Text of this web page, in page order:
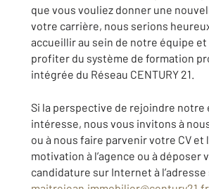
que vous vouliez donner une
votre carrière, nous serions
accueillir au sein de notre équipe
profiter du système de formation
intégrée du Réseau CENTURY 21.
Si la perspective de rejoindre notre
intéresse, nous vous invitons à
ou à nous faire parvenir votre CV et
motivation à l’agence ou à déposer
candidature sur Internet à